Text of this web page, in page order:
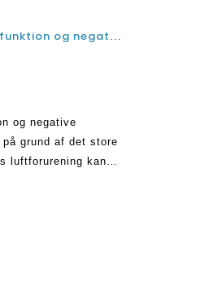
Grundlæggende ting at vide om negativ ion luftrenserfunktion og negative bivirkninger af luftrensere
og negative
grund af det store
luftforurening kan